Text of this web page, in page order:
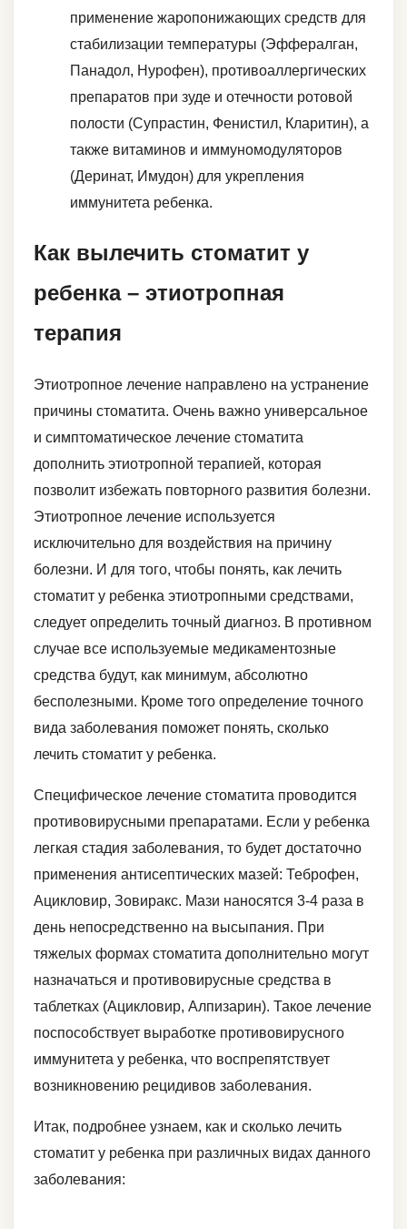
применение жаропонижающих средств для
стабилизации температуры (Эффералган,
Панадол, Нурофен), противоаллергических
препаратов при зуде и отечности ротовой
полости (Супрастин, Фенистил, Кларитин), а
также витаминов и иммуномодуляторов
(Деринат, Имудон) для укрепления
иммунитета ребенка.
Как вылечить стоматит у
ребенка – этиотропная
терапия
Этиотропное лечение направлено на устранение
причины стоматита. Очень важно универсальное
и симптоматическое лечение стоматита
дополнить этиотропной терапией, которая
позволит избежать повторного развития болезни.
Этиотропное лечение используется
исключительно для воздействия на причину
болезни. И для того, чтобы понять, как лечить
стоматит у ребенка этиотропными средствами,
следует определить точный диагноз. В противном
случае все используемые медикаментозные
средства будут, как минимум, абсолютно
бесполезными. Кроме того определение точного
вида заболевания поможет понять, сколько
лечить стоматит у ребенка.
Специфическое лечение стоматита проводится
противовирусными препаратами. Если у ребенка
легкая стадия заболевания, то будет достаточно
применения антисептических мазей: Теброфен,
Ацикловир, Зовиракс. Мази наносятся 3-4 раза в
день непосредственно на высыпания. При
тяжелых формах стоматита дополнительно могут
назначаться и противовирусные средства в
таблетках (Ацикловир, Алпизарин). Такое лечение
поспособствует выработке противовирусного
иммунитета у ребенка, что воспрепятствует
возникновению рецидивов заболевания.
Итак, подробнее узнаем, как и сколько лечить
стоматит у ребенка при различных видах данного
заболевания: